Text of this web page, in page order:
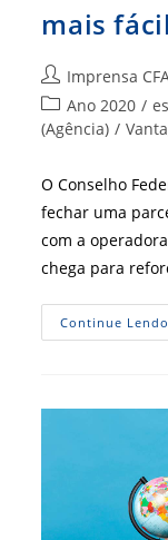
mais fácil
Autor
do
post:
Imprensa
Categoria
do
Ano 2020 /
(Agência) /
O Conselho
fechar uma
com a
chega para
Continue Lendo